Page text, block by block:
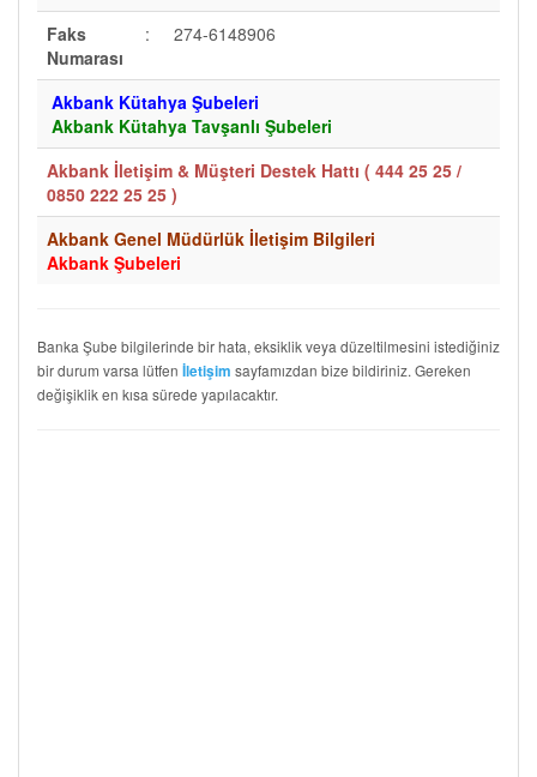
Faks
Numarası
: 274-6148906
Akbank Kütahya Şubeleri
Akbank Kütahya Tavşanlı Şubeleri
Akbank İletişim & Müşteri Destek Hattı ( 444 25 25 /
0850 222 25 25 )
Akbank Genel Müdürlük İletişim Bilgileri
Akbank Şubeleri
Banka Şube bilgilerinde bir hata, eksiklik veya düzeltilmesini istediğiniz
bir durum varsa lütfen İletişim sayfamızdan bize bildiriniz. Gereken
değişiklik en kısa sürede yapılacaktır.